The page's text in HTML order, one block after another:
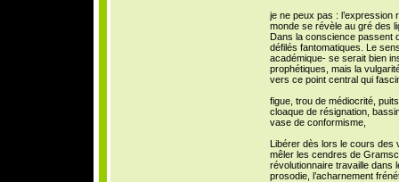
je ne peux pas : l’expression
monde se révèle au gré des
Dans la conscience passent
défilés fantomatiques. Le
académique- se serait bien
prophétiques, mais la
vers ce point central qui
figue, trou de médiocrité, puits
cloaque de résignation,
vase de conformisme,
Libérer dès lors le cours des
mêler les cendres de
révolutionnaire travaille dans
prosodie, l’acharnement